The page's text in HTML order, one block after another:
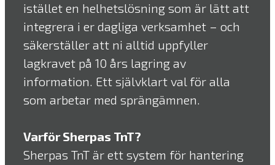
istället en helhetslösning som är lätt att
integrera i er dagliga verksamhet – och
säkerställer att ni alltid uppfyller
lagkravet på 10 års lagring av
information. Ett självklart val för alla
som arbetar med sprängämnen.
Varför Sherpas TnT?
Sherpas TnT är ett system för hantering